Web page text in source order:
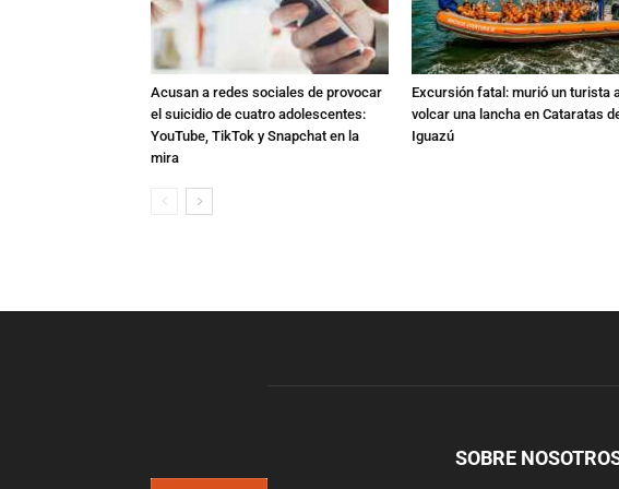
Acusan a redes sociales de provocar
el suicidio de cuatro adolescentes:
YouTube, TikTok y Snapchat en la
mira
Excursión fatal: murió un turista
volcar una lancha en Cataratas
Iguazú
SOBRE